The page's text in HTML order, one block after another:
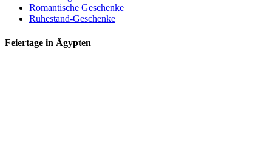
Romantische Geschenke
Ruhestand-Geschenke
Feiertage in Ägypten